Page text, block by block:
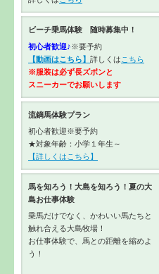
ビーチ乗馬体験 随時募集中！
初心者歓迎♪※要予約
【動画はこちら】 詳しくは こちら
※服装は必ず長ズボンと
スニーカーでお願いします
流鏑馬体験プラン
初心者歓迎※要予約
★対象年齢：小学１年生～
【詳しくはこちら】
馬を知ろう！大島を知ろう！夏の大
島お仕事体験
乗馬だけでなく、かわいい馬たちと
触れ合える大島牧場！
お仕事体験で、馬との距離を縮めよ
う！